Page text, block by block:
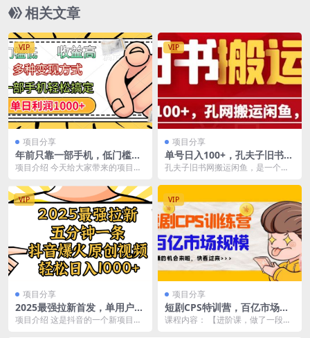
相关文章
VIP
项目分享
年前只靠一部手机，低门槛，
利润高，单日收益1000+，多
项目介绍 今天给大家带来的项目是
润高，单日收益10...
VIP
项目分享
单号日入100+，孔夫子旧书网
搬运闲鱼，长期靠谱副业项目
孔夫子旧书网搬运闲鱼，是一个长
单，只要做就能出单，是...
VIP
项目分享
2025最强拉新首发，单用户下
载5元，轻松日入1000+，小白
项目介绍 这是抖音的一个新项目，
VIP
项目分享
短剧CPS特训营，百亿市场规
模，新手可躺赚的项目（35
课程内容： 【进阶课，做了一段时